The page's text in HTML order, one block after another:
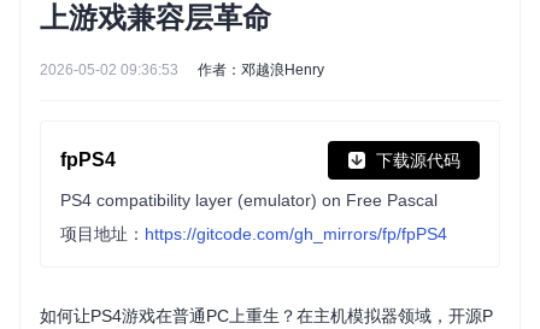
上游戏兼容层革命
2026-05-02 09:36:53 作者：邓越浪Henry
fpPS4 下载源代码
PS4 compatibility layer (emulator) on Free Pascal
项目地址： https://gitcode.com/gh_mirrors/fp/fpPS4
如何让PS4游戏在普通PC上重生？在主机模拟器领域，开源P